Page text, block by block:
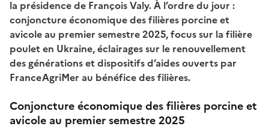
la présidence de François Valy. À l’ordre du jour :
conjoncture économique des filières porcine et
avicole au premier semestre 2025, focus sur la filière
poulet en Ukraine, éclairages sur le renouvellement
des générations et dispositifs d’aides ouverts par
FranceAgriMer au bénéfice des filières.
Conjoncture économique des filières porcine et
avicole au premier semestre 2025